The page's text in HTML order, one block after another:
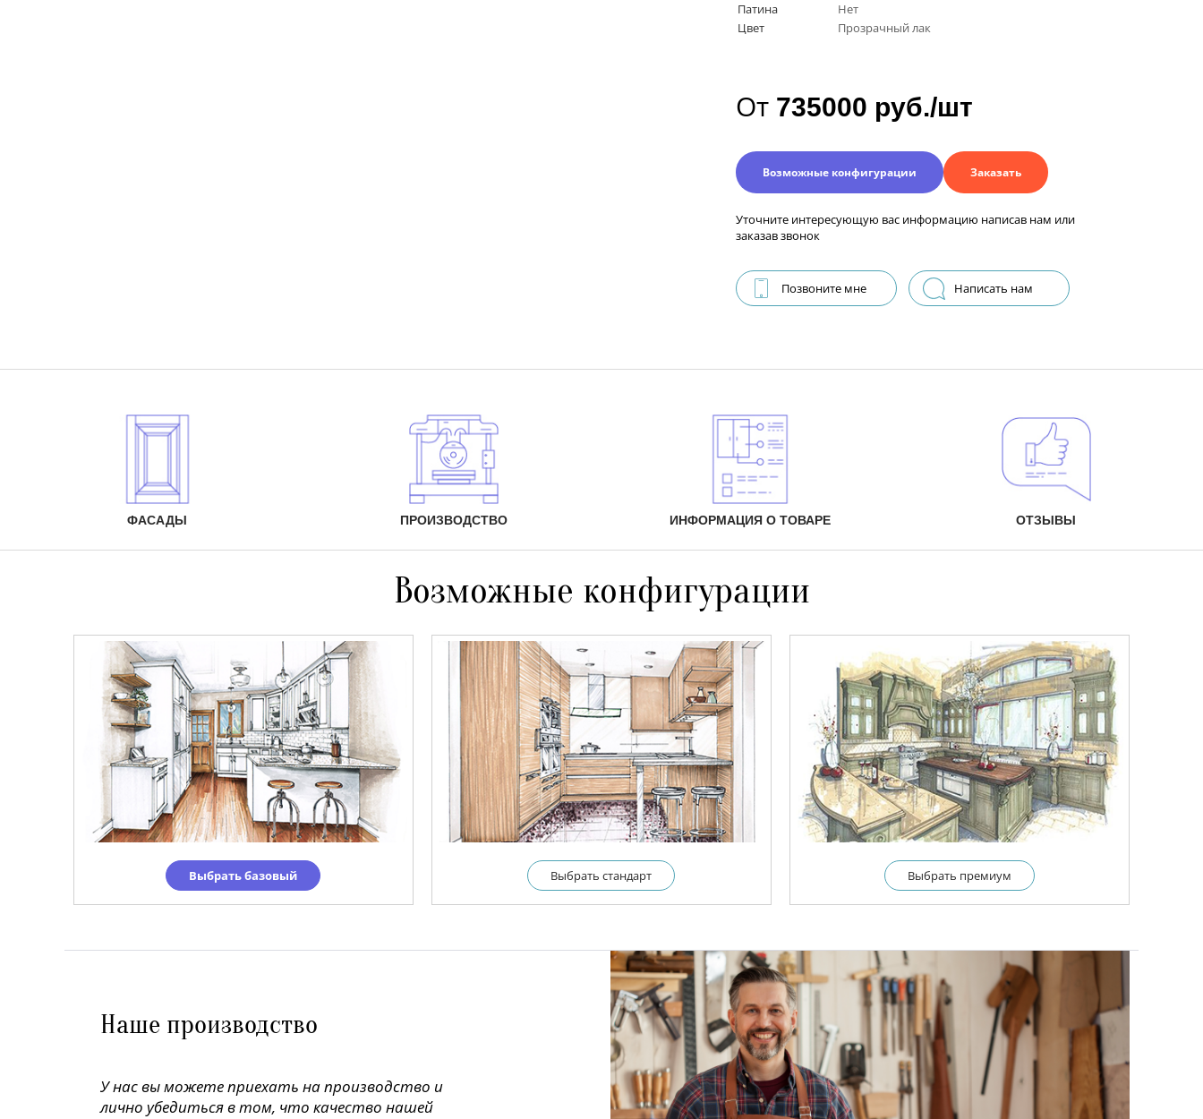
Патина
Нет
Цвет
Прозрачный лак
От 735000 руб./шт
Возможные конфигурации Заказать
Уточните интересующую вас информацию написав нам или
заказав звонок
Позвоните мне Написать нам
ФАСАДЫ ПРОИЗВОДСТВО ИНФОРМАЦИЯ О ТОВАРЕ ОТЗЫВЫ
Возможные конфигурации
Выбрать базовый Выбрать cтандарт Выбрать премиум
Наше производство
У нас вы можете приехать на производство и
лично убедиться в том, что качество нашей